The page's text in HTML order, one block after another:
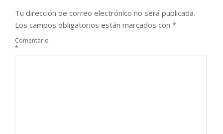
Tu dirección de correo electrónico no será publicada.
Los campos obligatorios están marcados con *
Comentario
*